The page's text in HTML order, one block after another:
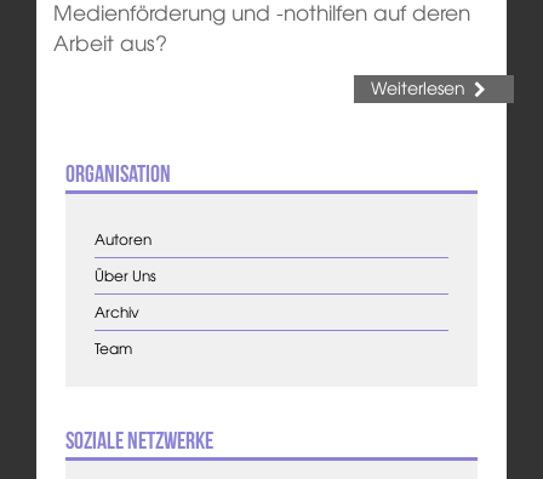
Medienförderung und -nothilfen auf deren
Arbeit aus?
Weiterlesen
Organisation
Autoren
Über Uns
Archiv
Team
Soziale Netzwerke